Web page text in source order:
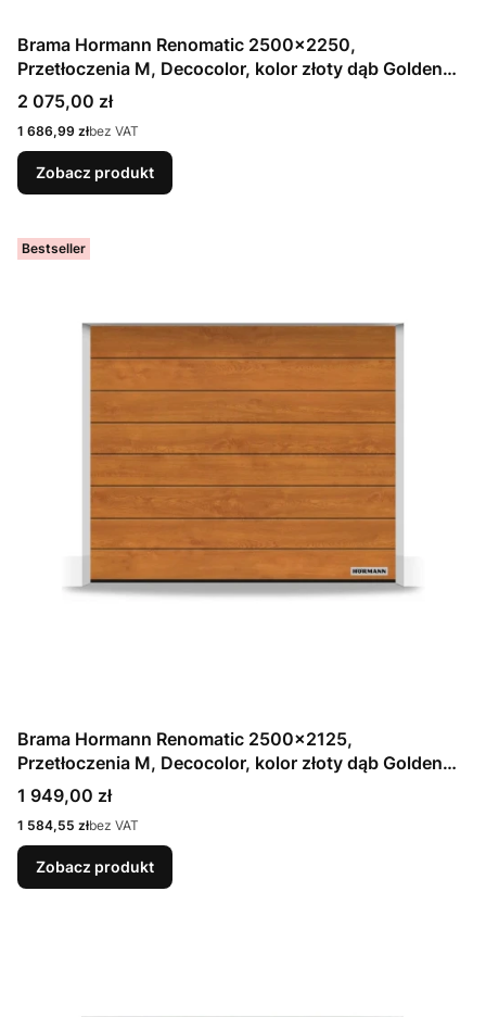
Brama Hormann Renomatic 2500x2250,
Przetłoczenia M, Decocolor, kolor złoty dąb Golden
Oak / OCYNK + Prowadzenie Z
Cena
2 075,00 zł
Cena
1 686,99 złbez VAT
Zobacz produkt
Bestseller
Brama Hormann Renomatic 2500x2125,
Przetłoczenia M, Decocolor, kolor złoty dąb Golden
Oak / OCYNK + Prowadzenie Z
Cena
1 949,00 zł
Cena
1 584,55 złbez VAT
Zobacz produkt